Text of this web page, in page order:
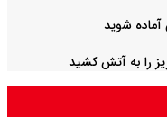
آماده شوید
را به آتش کشید